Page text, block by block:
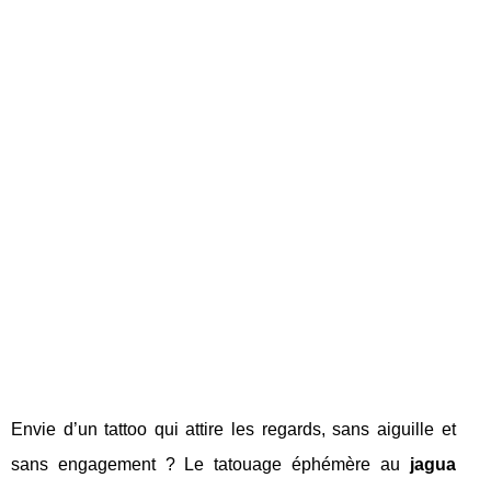
Envie d’un tattoo qui attire les regards, sans aiguille et
sans engagement ? Le tatouage éphémère au jagua